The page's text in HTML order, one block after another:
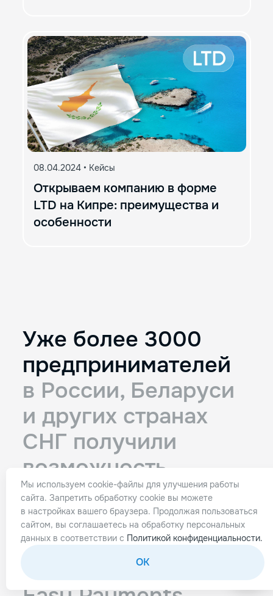
08.04.2024 • Кейсы
Открываем компанию в форме
LTD на Кипре: преимущества и
особенности
Уже более 3000
предпринимателей
в России, Беларуси
и других странах
СНГ получили
возможность
стабильно
приниматьонлайн-
платежи со всего
мира с помощью
Мы используем cookie-файлы для улучшения работы
сайта. Запретить обработку cookie вы можете
в настройках вашего браузера. Продолжая пользоваться
сайтом, вы соглашаетесь на обработку персональных
данных в соответствии с Политикой конфиденциальности.
OK